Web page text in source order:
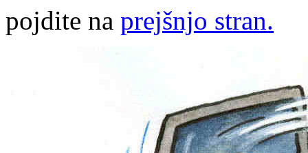
pojdite na prejšnjo stran.